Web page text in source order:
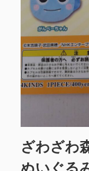
ざわざわ